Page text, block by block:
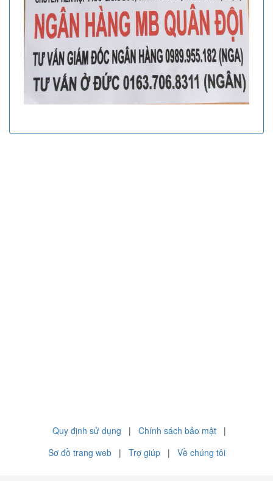
Quy định sử dụng | Chính sách bảo mật
|
Sơ đồ trang web
| Trợ giúp | Về chúng tôi